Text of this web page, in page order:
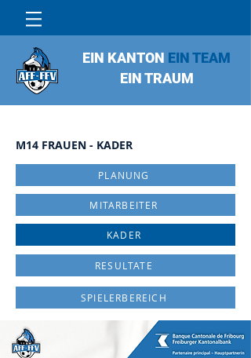
EIN KANTON EIN TEAM
EIN TRAUM
M14 FRAUEN - KADER
PLANUNG
MITARBEITER
KADER
RESULTATE
SPIELERBEREICH